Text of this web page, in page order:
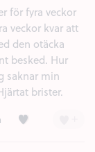
för fyra veckor
veckor kvar att
den otäcka
besked. Hur
saknar min
brister.
Kärlek (3)